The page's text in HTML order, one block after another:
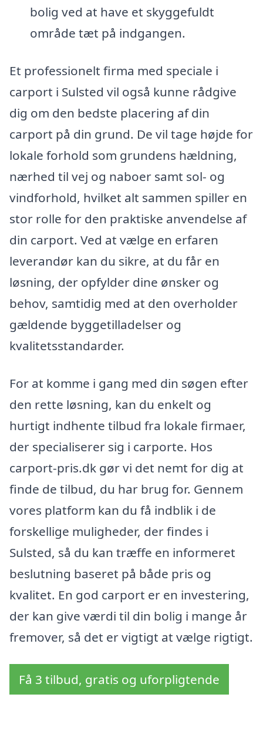
bolig ved at have et skyggefuldt
område tæt på indgangen.
Et professionelt firma med speciale i
carport i Sulsted vil også kunne rådgive
dig om den bedste placering af din
carport på din grund. De vil tage højde for
lokale forhold som grundens hældning,
nærhed til vej og naboer samt sol- og
vindforhold, hvilket alt sammen spiller en
stor rolle for den praktiske anvendelse af
din carport. Ved at vælge en erfaren
leverandør kan du sikre, at du får en
løsning, der opfylder dine ønsker og
behov, samtidig med at den overholder
gældende byggetilladelser og
kvalitetsstandarder.
For at komme i gang med din søgen efter
den rette løsning, kan du enkelt og
hurtigt indhente tilbud fra lokale firmaer,
der specialiserer sig i carporte. Hos
carport-pris.dk gør vi det nemt for dig at
finde de tilbud, du har brug for. Gennem
vores platform kan du få indblik i de
forskellige muligheder, der findes i
Sulsted, så du kan træffe en informeret
beslutning baseret på både pris og
kvalitet. En god carport er en investering,
der kan give værdi til din bolig i mange år
fremover, så det er vigtigt at vælge rigtigt.
Få 3 tilbud, gratis og uforpligtende